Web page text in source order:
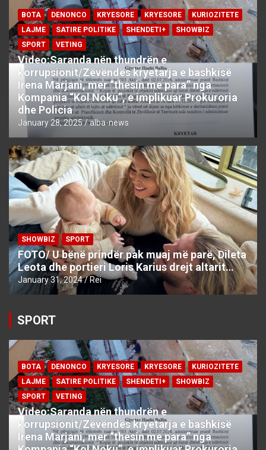
BOTA DENONCO KRYESORE KRYESORE
KURIOZITETE
LAJME
SATIRE POLITIKE SHENDETI+
SHOWBIZ
SPORT
VETING
Video:Saranda nën thundrën e
korrupsionit/Zëvëndës kryetarja e bashkisë
Irena Marjani, mer “thesin me para” nga
Kompania “Kol Noku”, e implikuar Prokuroria
dhe Policia
January 28, 2025 alba-news
SHOWBIZ SPORT
FOTO/ U bënë prindër pak muaj më parë, Dileta
Leota dhe portieri Loris Karius drejt altarit…
January 31, 2024 Rei
SPORT
BOTA DENONCO KRYESORE KRYESORE
KURIOZITETE
LAJME
SATIRE POLITIKE SHENDETI+
SHOWBIZ
SPORT
VETING
Video:Saranda nën thundrën e
korrupsionit/Zëvëndës kryetarja e bashkisë
Irena Marjani, mer “thesin me para” nga